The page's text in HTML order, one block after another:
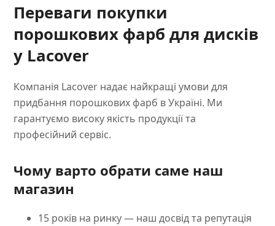
Переваги покупки
порошкових фарб для дисків
у Lacover
Компанія Lacover надає найкращі умови для
придбання порошкових фарб в Україні. Ми
гарантуємо високу якість продукції та
професійний сервіс.
Чому варто обрати саме наш
магазин
15 років на ринку — наш досвід та репутація